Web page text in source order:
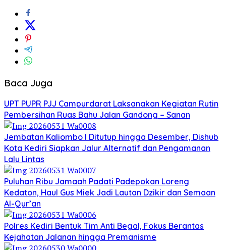
Baca Juga
UPT PUPR PJJ Campurdarat Laksanakan Kegiatan Rutin
Pembersihan Ruas Bahu Jalan Gandong – Sanan
Jembatan Kaliombo I Ditutup hingga Desember, Dishub
Kota Kediri Siapkan Jalur Alternatif dan Pengamanan
Lalu Lintas
Puluhan Ribu Jamaah Padati Padepokan Loreng
Kedaton, Haul Gus Miek Jadi Lautan Dzikir dan Semaan
Al-Qur’an
Polres Kediri Bentuk Tim Anti Begal, Fokus Berantas
Kejahatan Jalanan hingga Premanisme